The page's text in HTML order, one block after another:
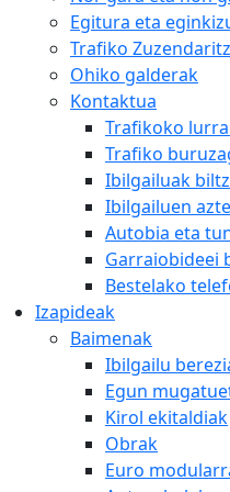
Egitura eta
Trafiko
Ohiko galderak
Kontaktua
Trafikoko
Trafiko
Ibilgailuak
Ibilgailuen
Autobia eta
Garraiobideei
Bestelako
Izapideak
Baimenak
Ibilgailu
Egun
Kirol ekitaldiak
Obrak
Euro